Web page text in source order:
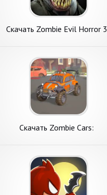
Скачать Zombie Evil Horror 3
Скачать Zombie Cars:
на Андроид